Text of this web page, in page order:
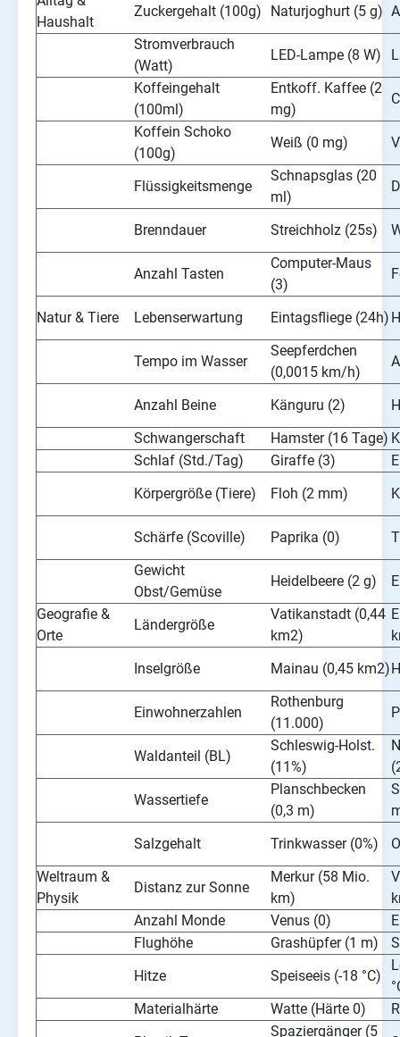
Haushalt
Zuckergehalt (100g) Naturjoghurt (5 g)
Stromverbrauch
(Watt)
LED-Lampe (8 W)
Koffeingehalt
(100ml)
Entkoff. Kaffee (2
mg)
Koffein Schoko
(100g)
Weiß (0 mg)
Flüssigkeitsmenge
Schnapsglas (20
ml)
Brenndauer Streichholz (25s)
Anzahl Tasten
Computer-Maus
(3)
Natur & Tiere Lebenserwartung Eintagsfliege (24h)
Tempo im Wasser
Seepferdchen
(0,0015 km/h)
Anzahl Beine Känguru (2)
Schwangerschaft
Hamster (16 Tage)
Schlaf (Std./Tag)
Giraffe (3)
Körpergröße (Tiere)
Floh (2 mm)
Schärfe (Scoville) Paprika (0)
Gewicht
Obst/Gemüse
Heidelbeere (2 g)
Geografie &
Orte
Ländergröße
Vatikanstadt (0,44
km2)
Inselgröße
Mainau (0,45 km2)
Einwohnerzahlen
Rothenburg
(11.000)
Waldanteil (BL)
Schleswig-Holst.
(11%)
Wassertiefe
Planschbecken
(0,3 m)
Salzgehalt
Trinkwasser (0%)
Weltraum &
Physik
Distanz zur Sonne
Merkur (58 Mio.
km)
Anzahl Monde
Venus (0)
Flughöhe
Grashüpfer (1 m)
Hitze
Speiseeis (-18 °C)
Materialhärte
Watte (Härte 0)
Spaziergänger (5